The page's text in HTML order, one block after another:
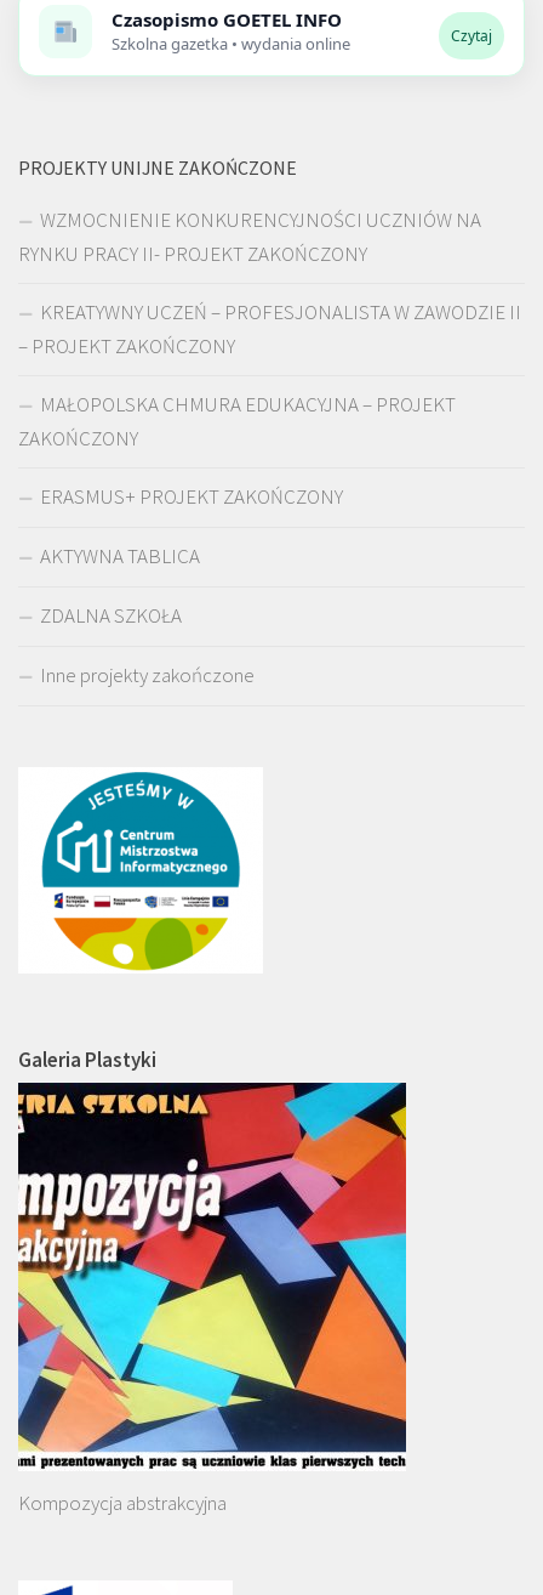
Czasopismo GOETEL INFO
Szkolna gazetka • wydania online Czytaj
PROJEKTY UNIJNE ZAKOŃCZONE
WZMOCNIENIE KONKURENCYJNOŚCI UCZNIÓW NA
RYNKU PRACY II- PROJEKT ZAKOŃCZONY
KREATYWNY UCZEŃ – PROFESJONALISTA W ZAWODZIE II
– PROJEKT ZAKOŃCZONY
MAŁOPOLSKA CHMURA EDUKACYJNA – PROJEKT
ZAKOŃCZONY
ERASMUS+ PROJEKT ZAKOŃCZONY
AKTYWNA TABLICA
ZDALNA SZKOŁA
Inne projekty zakończone
Galeria Plastyki
Kompozycja abstrakcyjna